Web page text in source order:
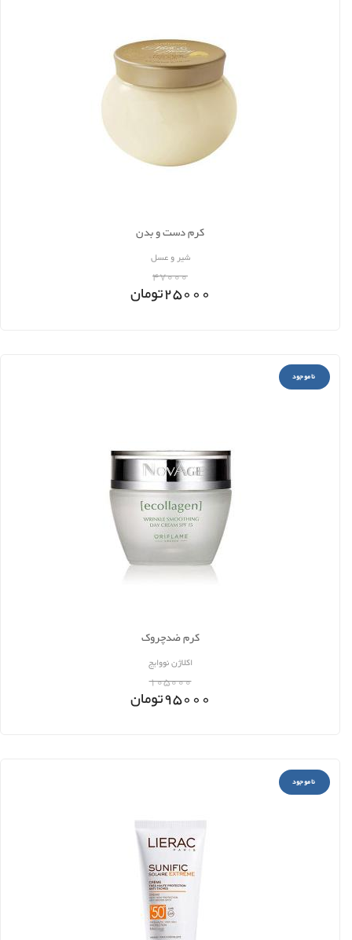
کرم دست و بدن
شیر و عسل
47000
25000تومان
ناموجود
کرم ضدچروک
اكلاژن نووایج
105000
95000تومان
ناموجود